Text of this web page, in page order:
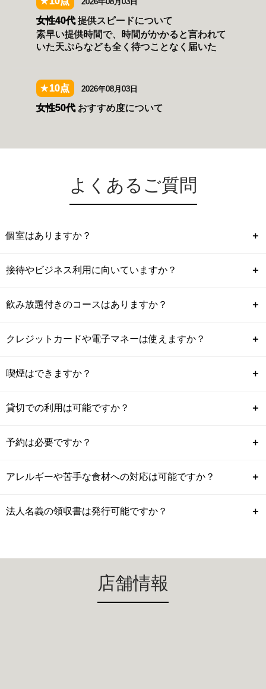
よくあるご質問
個室はありますか？ ＋
接待やビジネス利用に向いていますか？ ＋
飲み放題付きのコースはありますか？ ＋
クレジットカードや電子マネーは使えますか？ ＋
喫煙はできますか？ ＋
貸切での利用は可能ですか？ ＋
予約は必要ですか？ ＋
アレルギーや苦手な食材への対応は可能ですか？ ＋
法人名義の領収書は発行可能ですか？ ＋
店舗情報